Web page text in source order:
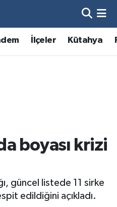
İlçeler Kütahya
boyası krizi
güncel listede 11 sirke
edildiğini açıkladı.
ve Fikstür